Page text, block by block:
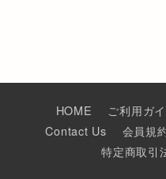
HOME ご利用ガ
Contact Us
会員規
特定商取引